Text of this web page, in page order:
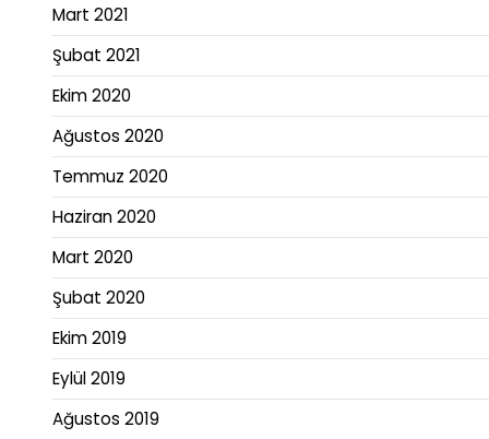
Mart 2021
Şubat 2021
Ekim 2020
Ağustos 2020
Temmuz 2020
Haziran 2020
Mart 2020
Şubat 2020
Ekim 2019
Eylül 2019
Ağustos 2019